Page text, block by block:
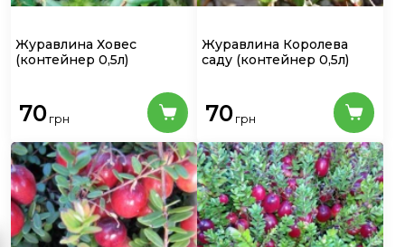
Журавлина Ховес
(контейнер 0,5л)
70 грн
Журавлина Королева
саду (контейнер 0,5л)
70 грн